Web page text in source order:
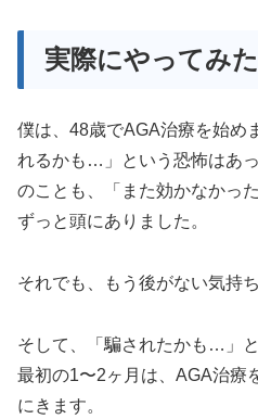
実際にやってみ
僕は、48歳でAGA治療を始め
れるかも…」という恐怖はあ
のことも、「また効かなかっ
ずっと頭にありました。
それでも、もう後がない気持
そして、「騙されたかも…」
最初の1〜2ヶ月は、AGA治療
にきます。